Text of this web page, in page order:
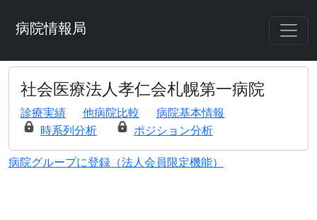
病院情報局
社会医療法人孝仁会札幌第一病院
診療実績 他病院比較
病院基本情報
時系列分析
ポジション分析
病院グループに登録（法人会員限定機能）